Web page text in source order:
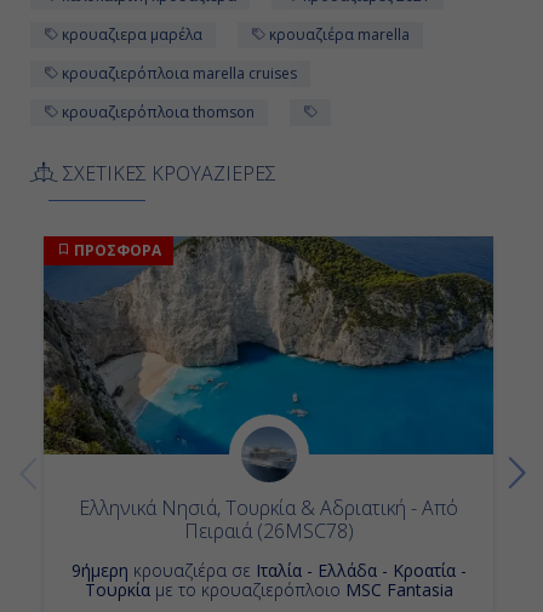
κρουαζιερα μαρέλα
κρουαζιέρα marella
κρουαζιερόπλοια marella cruises
κρουαζιερόπλοια thomson
ΣΧΕΤΙΚΕΣ ΚΡΟΥΑΖΙΕΡΕΣ
ΠΡΟΣΦΟΡΑ
Ελληνικά Νησιά, Τουρκία & Αδριατική - Από
Πειραιά (26MSC78)
9ήμερη κρουαζιέρα σε Ιταλία - Ελλάδα - Κροατία -
Τουρκίαμε το κρουαζιερόπλοιο MSC Fantasia